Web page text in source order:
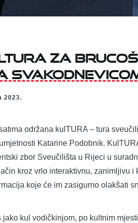
za
2023.
održana kulTURA – tura
Katarine Podobnik.
zbor Sveučilišta u Rijeci u
kroz vrlo interaktivnu, zanimljivu
koje će im zasigurno olakšati
jako kul vodičkinjom, po kultnim